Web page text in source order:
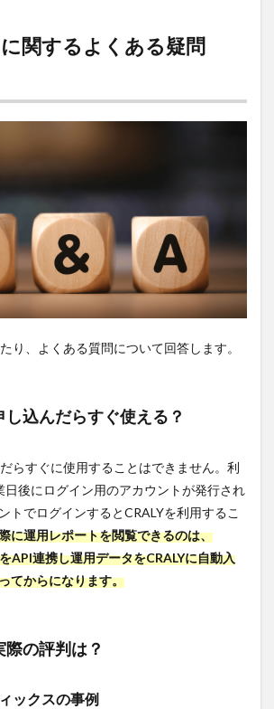
に関するよくある疑問
り、よくある質問について回答します。
し込んだらすぐ使える？
らすぐに使用することはできません。利
日後にログイン用のアカウントが発行され
トでログインするとCRALYを利用するこ
に運用レポートを閲覧できるのは、
API連携し運用データをCRALYに自動入
てからになります。
際の評判は？
ックスの事例